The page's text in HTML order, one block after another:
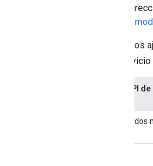
vinculados a una cuenta con una
Estado sin
En la siguiente tabla, se resumen los
, para cada
Ajustes en la funcionalidad de la API de
Los tipos de mapas satelitales y híbridos